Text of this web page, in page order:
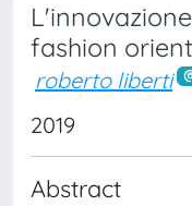
fashion
roberto liberti
2019
Abstract